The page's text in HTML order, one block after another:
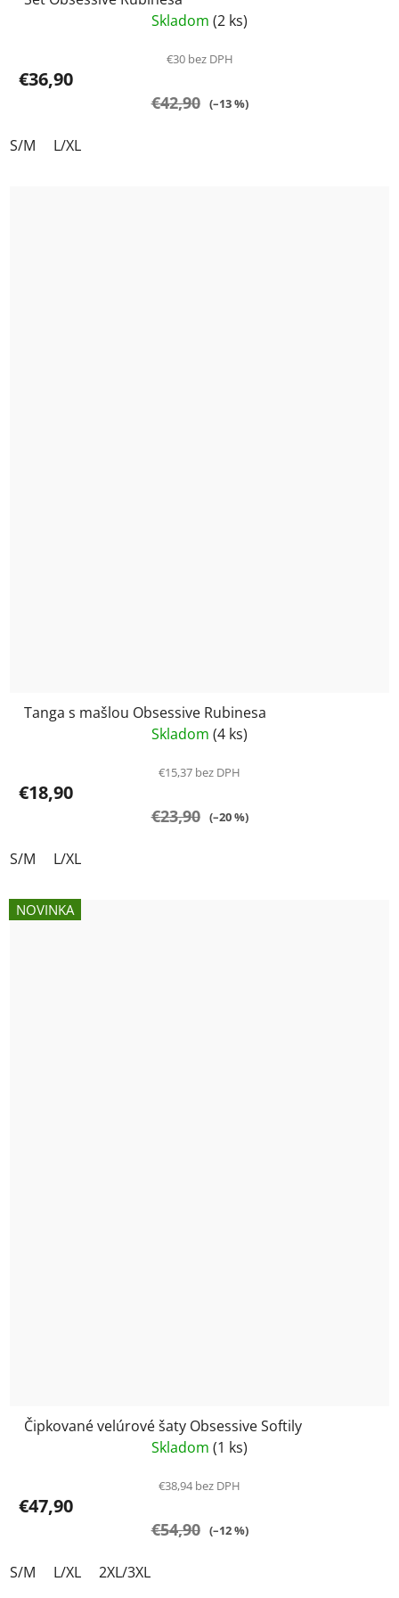
Skladom (2 ks)
€30 bez DPH
€36,90
€42,90 (–13 %)
S/M L/XL
Tanga s mašlou Obsessive Rubinesa
Skladom (4 ks)
€15,37 bez DPH
€18,90
€23,90 (–20 %)
S/M L/XL
NOVINKA
Čipkované velúrové šaty Obsessive Softily
Skladom (1 ks)
€38,94 bez DPH
€47,90
€54,90 (–12 %)
S/M L/XL 2XL/3XL